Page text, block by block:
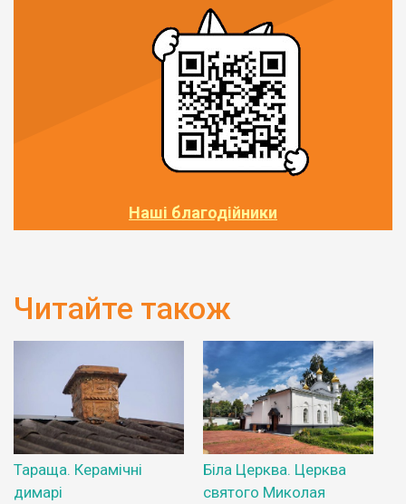
Наші благодійники
Читайте також
Тараща. Керамічні
димарі
Біла Церква. Церква
святого Миколая